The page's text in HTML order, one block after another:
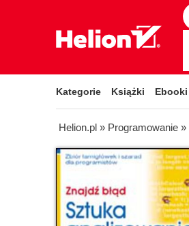
Kategorie Książki Ebooki
Helion.pl » Programowanie »